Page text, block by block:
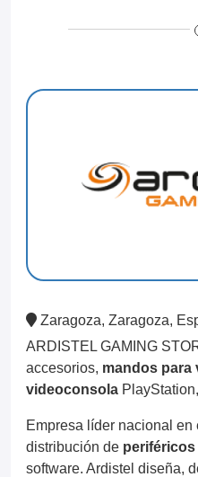
Zaragoza, Zaragoza,
ARDISTEL GAMING
accesorios, mandos para
videoconsola
Empresa líder nacional
distribución de
software. Ardistel diseña,